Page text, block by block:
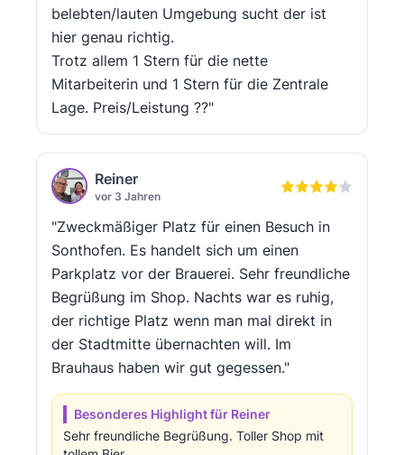
belebten/lauten Umgebung sucht der ist
hier genau richtig.
Trotz allem 1 Stern für die nette
Mitarbeiterin und 1 Stern für die Zentrale
Lage. Preis/Leistung ??"
Reiner
vor 3 Jahren
"Zweckmäßiger Platz für einen Besuch in
Sonthofen. Es handelt sich um einen
Parkplatz vor der Brauerei. Sehr freundliche
Begrüßung im Shop. Nachts war es ruhig,
der richtige Platz wenn man mal direkt in
der Stadtmitte übernachten will. Im
Brauhaus haben wir gut gegessen."
Besonderes Highlight für Reiner
Sehr freundliche Begrüßung. Toller Shop mit